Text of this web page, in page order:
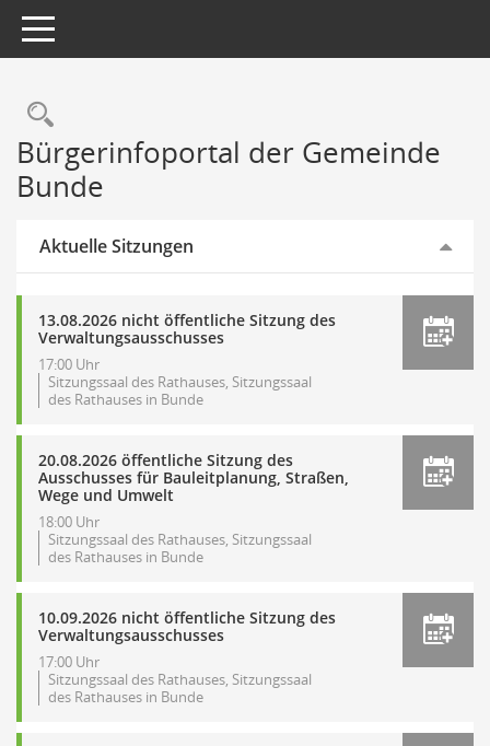
Toggle navigation
Rechercheauswahl
Bürgerinfoportal der Gemeinde
Bunde
Aktuelle Sitzungen
13.08.2026 nicht öffentliche Sitzung des
Verwaltungsausschusses
17:00 Uhr
Sitzungssaal des Rathauses, Sitzungssaal
des Rathauses in Bunde
20.08.2026 öffentliche Sitzung des
Ausschusses für Bauleitplanung, Straßen,
Wege und Umwelt
18:00 Uhr
Sitzungssaal des Rathauses, Sitzungssaal
des Rathauses in Bunde
10.09.2026 nicht öffentliche Sitzung des
Verwaltungsausschusses
17:00 Uhr
Sitzungssaal des Rathauses, Sitzungssaal
des Rathauses in Bunde